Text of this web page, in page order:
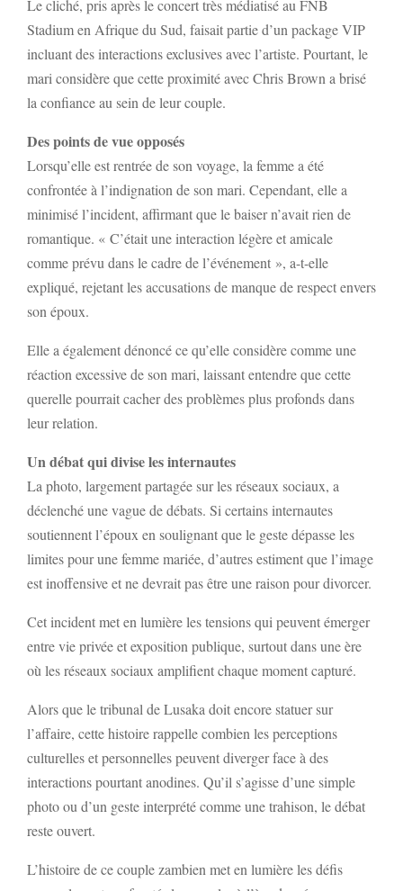
Le cliché, pris après le concert très médiatisé au FNB
Stadium en Afrique du Sud, faisait partie d’un package VIP
incluant des interactions exclusives avec l’artiste. Pourtant, le
mari considère que cette proximité avec Chris Brown a brisé
la confiance au sein de leur couple.
Des points de vue opposés
Lorsqu’elle est rentrée de son voyage, la femme a été
confrontée à l’indignation de son mari. Cependant, elle a
minimisé l’incident, affirmant que le baiser n’avait rien de
romantique. « C’était une interaction légère et amicale
comme prévu dans le cadre de l’événement », a-t-elle
expliqué, rejetant les accusations de manque de respect envers
son époux.
Elle a également dénoncé ce qu’elle considère comme une
réaction excessive de son mari, laissant entendre que cette
querelle pourrait cacher des problèmes plus profonds dans
leur relation.
Un débat qui divise les internautes
La photo, largement partagée sur les réseaux sociaux, a
déclenché une vague de débats. Si certains internautes
soutiennent l’époux en soulignant que le geste dépasse les
limites pour une femme mariée, d’autres estiment que l’image
est inoffensive et ne devrait pas être une raison pour divorcer.
Cet incident met en lumière les tensions qui peuvent émerger
entre vie privée et exposition publique, surtout dans une ère
où les réseaux sociaux amplifient chaque moment capturé.
Alors que le tribunal de Lusaka doit encore statuer sur
l’affaire, cette histoire rappelle combien les perceptions
culturelles et personnelles peuvent diverger face à des
interactions pourtant anodines. Qu’il s’agisse d’une simple
photo ou d’un geste interprété comme une trahison, le débat
reste ouvert.
L’histoire de ce couple zambien met en lumière les défis